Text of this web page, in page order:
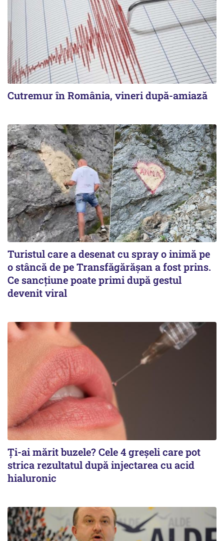
Cutremur în România, vineri după-amiază
Turistul care a desenat cu spray o inimă pe
o stâncă de pe Transfăgărășan a fost prins.
Ce sancțiune poate primi după gestul
devenit viral
Ți-ai mărit buzele? Cele 4 greșeli care pot
strica rezultatul după injectarea cu acid
hialuronic